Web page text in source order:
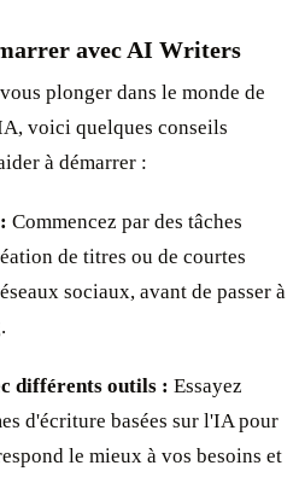
avec AI Writers
plonger dans le monde de
voici quelques conseils
à démarrer :
Commencez par des tâches
de titres ou de courtes
sociaux, avant de passer à
différents outils : Essayez
d'écriture basées sur l'IA pour
le mieux à vos besoins et